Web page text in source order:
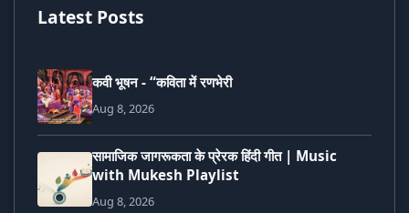
Latest Posts
कवी भूषन - “कविता में रणभेरी
Aug 8, 2026
सामाजिक जागरूकता के प्रेरक हिंदी गीत | Music
with Mukesh Playlist
Aug 8, 2026